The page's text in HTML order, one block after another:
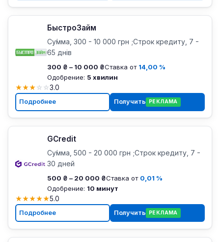
БыстроЗайм
Су́мма, 300 - 10 000 грн ;Строк кредиту, 7 -
65 днів
300 ₴ – 10 000 ₴Ставка от 14,00 %
Одобрение: 5 хвилин
★★★☆ ☆3.0
Подробнее Получить РЕКЛАМА
GCredit
Су́мма, 500 - 20 000 грн ;Строк кредиту, 7 -
30 дней
500 ₴ – 20 000 ₴Ставка от 0,01 %
Одобрение: 10 минут
★★★★★5.0
Подробнее Получить РЕКЛАМА